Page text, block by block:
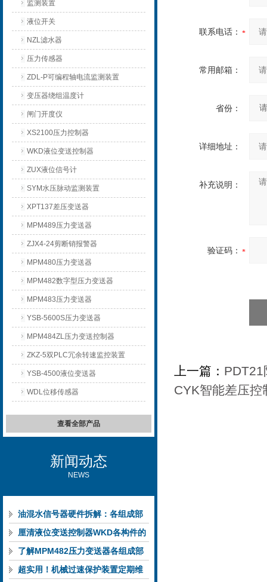
监测装置
液位开关
NZL滤水器
压力传感器
ZDL-P可编程轴电流监测装置
变压器绕组温度计
闸门开度仪
XS2100压力控制器
WKD液位变送控制器
ZUX液位信号计
SYM水压脉动监测装置
XPT137差压变送器
MPM489压力变送器
ZJX4-24剪断销报警器
MPM480压力变送器
MPM482数字型压力变送器
MPM483压力变送器
YSB-5600S压力变送器
MPM484ZL压力变送控制器
ZKZ-5双PLC冗余转速监控装置
YSB-4500液位变送器
WDL位移传感器
查看全部产品
新闻动态
NEWS
油混水信号器硬件拆解：各组成部
件的功能特点与性能指标
厘清液位变送控制器WKD各构件的
功能特性稳定完成液位监测
了解MPM482压力变送器各组成部
件功能特点有助于提升选型合理性
超实用！机械过速保护装置定期维
联系电话：
常用邮箱：
省份：
详细地址：
补充说明：
验证码：
上一篇： PDT21
CYK智能差压控